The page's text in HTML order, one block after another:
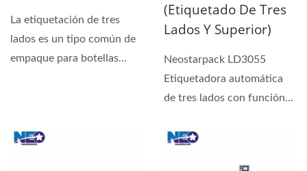
La etiquetación de tres
lados es un tipo común de
empaque para botellas
(etiquetado De Tres
Lados Y Superior)
Neostarpack LD3055
Etiquetadora automática
de tres lados con función